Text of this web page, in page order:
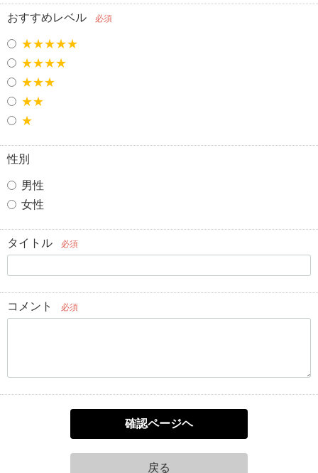
おすすめレベル 必須
★★★★★
★★★★
★★★
★★
★
性別
男性
女性
タイトル 必須
コメント 必須
確認ページヘ
戻る